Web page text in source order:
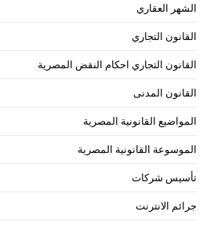
الشهر العقاري
القانون التجاري
القانون التجاري احكام النقض المصرية
القانون المدنى
المواضيع القانونية المصرية
الموسوعة القانونية المصرية
تأسيس شركات
جرائم الانترنت